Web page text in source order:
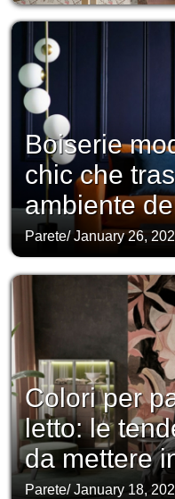
Boiserie
chic che
ambiente
Parete/January 26,
Colori per
letto: le
da mettere
Parete/January 18,